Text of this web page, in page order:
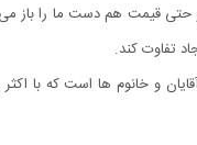
قیمت هم دست ما را باز می
تفاوت کند.
و خانوم ها است که با